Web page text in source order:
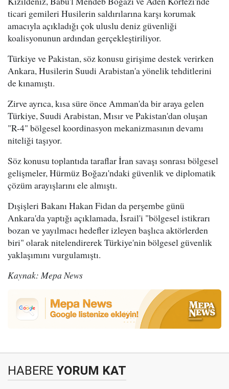
ticari gemileri Husilerin saldırılarına karşı korumak
amacıyla açıkladığı çok uluslu deniz güvenliği
koalisyonunun ardından gerçekleştiriliyor.
Türkiye ve Pakistan, söz konusu girişime destek verirken
Ankara, Husilerin Suudi Arabistan'a yönelik tehditlerini
de kınamıştı.
Zirve ayrıca, kısa süre önce Amman'da bir araya gelen
Türkiye, Suudi Arabistan, Mısır ve Pakistan'dan oluşan
"R-4" bölgesel koordinasyon mekanizmasının devamı
niteliği taşıyor.
Söz konusu toplantıda taraflar İran savaşı sonrası bölgesel
gelişmeler, Hürmüz Boğazı'ndaki güvenlik ve diplomatik
çözüm arayışlarını ele almıştı.
Dışişleri Bakanı Hakan Fidan da perşembe günü
Ankara'da yaptığı açıklamada, İsrail'i "bölgesel istikrarı
bozan ve yayılmacı hedefler izleyen başlıca aktörlerden
biri" olarak nitelendirerek Türkiye'nin bölgesel güvenlik
yaklaşımını vurgulamıştı.
Kaynak: Mepa News
HABERE YORUM KAT